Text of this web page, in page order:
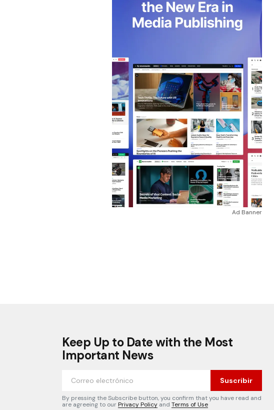
Ad Banner
Keep Up to Date with the Most
Important News
Suscribir
By pressing the Subscribe button, you confirm that you have read and
are agreeing to ourPrivacy Policy and Terms of Use